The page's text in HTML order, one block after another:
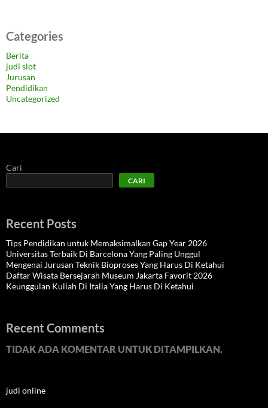
Categories
Berita
judi slot
Jurusan
Pendidikan
Uncategorized
Cari
CARI
Recent Posts
Tips Pendidikan untuk Memaksimalkan Gap Year 2026
Universitas Terbaik Di Barcelona Yang Paling Unggul
Mengenai Jurusan Teknik Bioproses Yang Harus Di Ketahui
Daftar Wisata Bersejarah Museum Jakarta Favorit 2026
Keunggulan Kuliah Di Italia Yang Harus Di Ketahui
Recent Comments
TIDAK ADA KOMENTAR UNTUK DITAMPILKAN.
judi online